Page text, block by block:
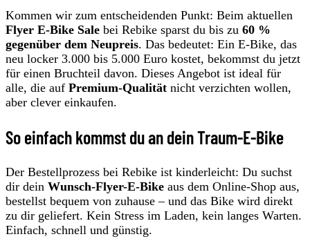
Kommen wir zum entscheidenden Punkt: Beim aktuellen
Flyer E-Bike Sale bei Rebike sparst du bis zu 60 %
gegenüber dem Neupreis. Das bedeutet: Ein E-Bike, das
neu locker 3.000 bis 5.000 Euro kostet, bekommst du jetzt
für einen Bruchteil davon. Dieses Angebot ist ideal für
alle, die auf Premium-Qualität nicht verzichten wollen,
aber clever einkaufen.
So einfach kommst du an dein Traum-E-Bike
Der Bestellprozess bei Rebike ist kinderleicht: Du suchst
dir dein Wunsch-Flyer-E-Bike aus dem Online-Shop aus,
bestellst bequem von zuhause – und das Bike wird direkt
zu dir geliefert. Kein Stress im Laden, kein langes Warten.
Einfach, schnell und günstig.